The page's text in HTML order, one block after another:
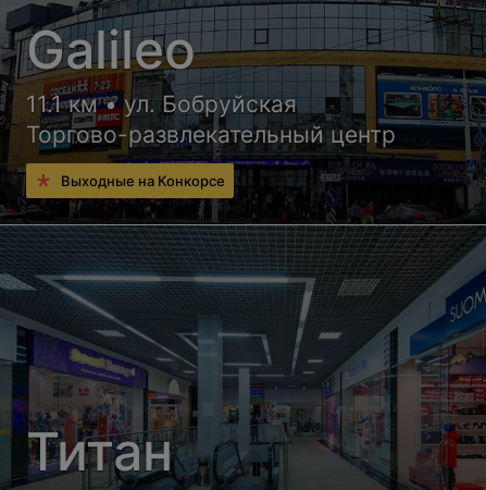
Galileo
11.1 км • ул. Бобруйская
Торгово-развлекательный центр
Выходные на Конкорсе
Титан